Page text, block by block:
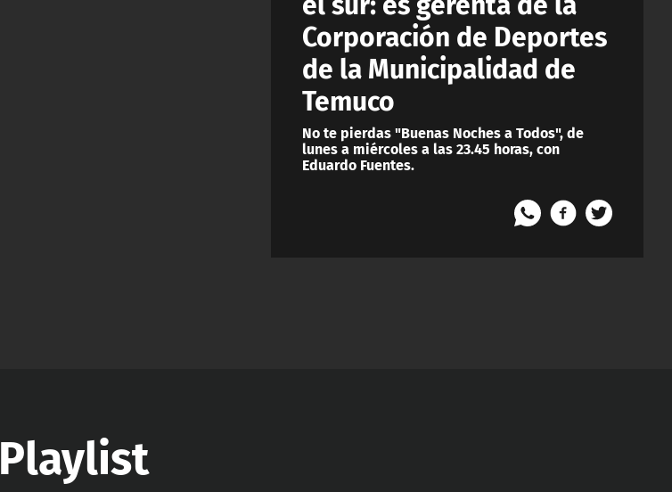
Corporación de Deportes
de la Municipalidad de
Temuco
No te pierdas "Buenas Noches a Todos", de
lunes a miércoles a las 23.45 horas, con
Eduardo Fuentes.
Playlist